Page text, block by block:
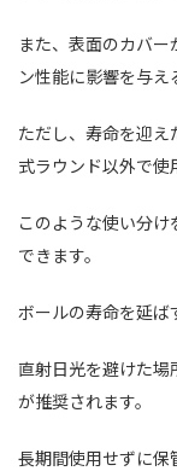
また、表面のカバ
ン性能に影響を与え
ただし、寿命を迎
式ラウンド以外で使
このような使い分
できます。
ボールの寿命を延ば
直射日光を避けた場
が推奨されます。
長期間使用せずに保